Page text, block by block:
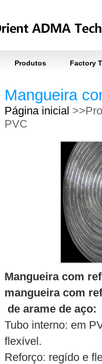
Produtos Factory
Mangueira
Página inicial
PVC
Mangueira com
mangueira com
de arame de aço:
Tubo interno: em
flexível.
Reforço: regído e